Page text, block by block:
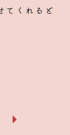
てくれるど